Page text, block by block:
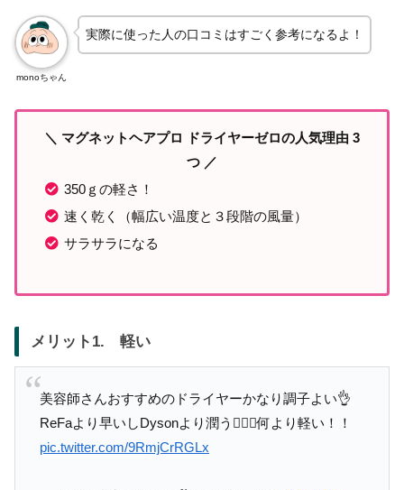
monoちゃん
実際に使った人の口コミはすごく参考になるよ！
＼ マグネットヘアプロ ドライヤーゼロの人気理由 3
つ ／
350ｇの軽さ！
速く乾く（幅広い温度と３段階の風量）
サラサラになる
メリット1. 軽い
美容師さんおすすめのドライヤーかなり調子よい👌
ReFaより早いしDysonより潤う💇‍♀️✨何より軽い！！
pic.twitter.com/9RmjCrRGLx